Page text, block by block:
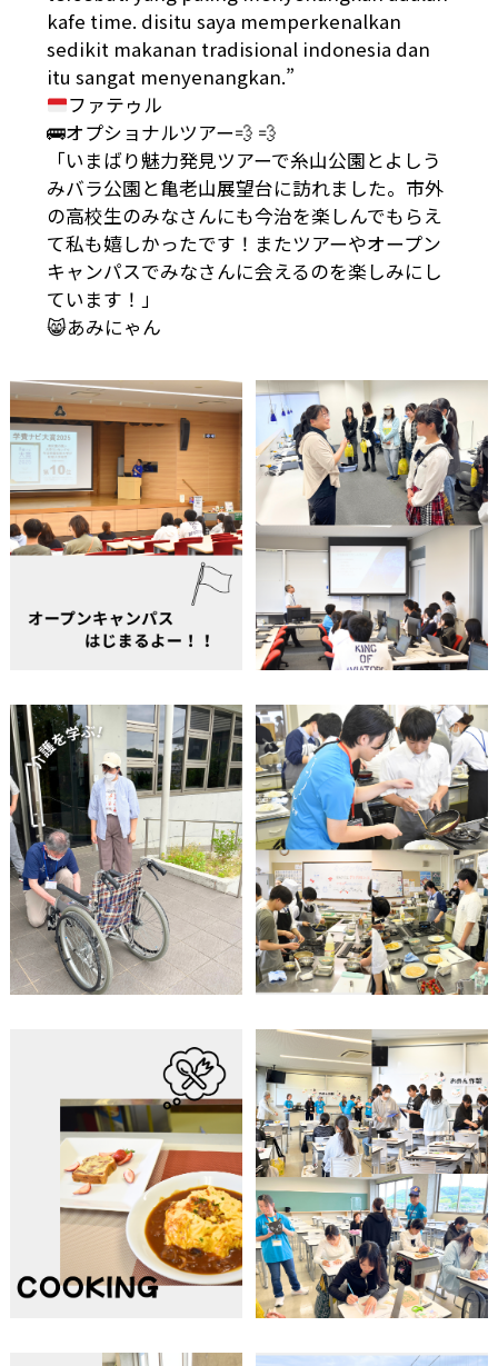
kafe time. disitu saya memperkenalkan
sedikit makanan tradisional indonesia dan
itu sangat menyenangkan.”
ファテゥル
🚌オプショナルツアー💨 💨
「いまばり魅力発見ツアーで糸山公園とよしう
みバラ公園と亀老山展望台に訪れました。市外
の高校生のみなさんにも今治を楽しんでもらえ
て私も嬉しかったです！またツアーやオープン
キャンパスでみなさんに会えるのを楽しみにし
ています！」
😸あみにゃん